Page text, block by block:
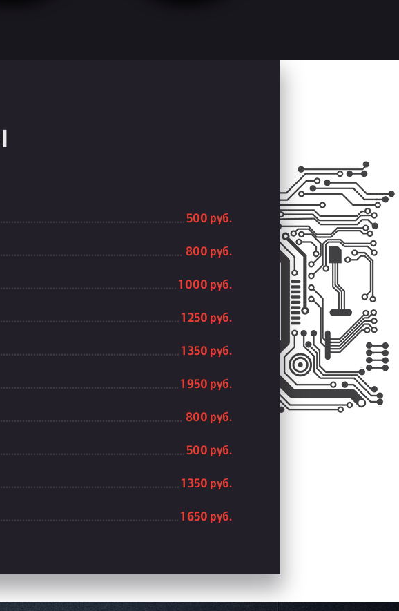
500 руб.
800 руб.
1 000 руб.
1 250 руб.
1 350 руб.
1 950 руб.
800 руб.
500 руб.
1 350 руб.
1 650 руб.